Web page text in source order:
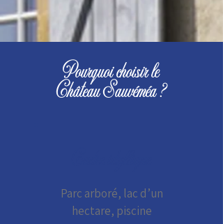
Pourquoi choisir le
Château Sauvéméa ?
Parc arboré, lac d’un
hectare, piscine